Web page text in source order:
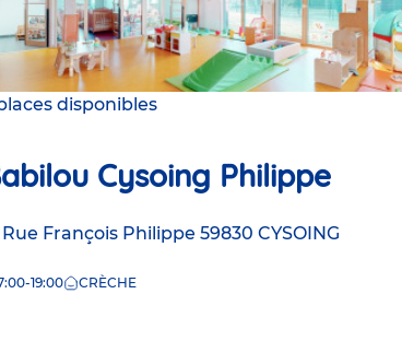
disponibles
Cysoing Philippe
Rue François Philippe 59830 CYSOING
19:00 CRÈCHE